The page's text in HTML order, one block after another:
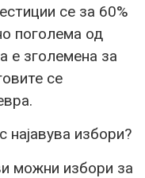
се за 60%
поголема од
е зголемена за
се
избори?
можни избори за